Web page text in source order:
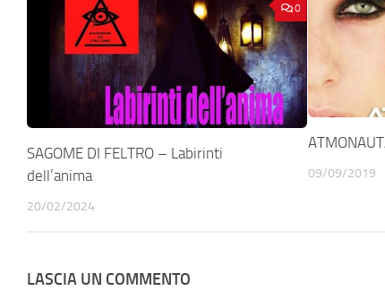
0
SAGOME DI FELTRO – Labirinti
dell’anima
20/02/2024
09/09/2019
LASCIA UN COMMENTO